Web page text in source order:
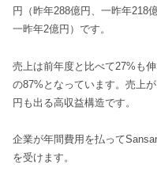
円（昨年288億円、一昨年218
一昨年2億円）です。
売上は前年度と比べて27%も
の87%となっています。売上
円も出る高収益構造です。
企業が年間費用を払って
を受けます。